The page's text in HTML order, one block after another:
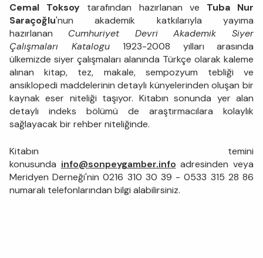
Cemal Toksoy tarafından hazırlanan ve Tuba Nur
Saraçoğlu'nun akademik katkılarıyla yayıma
hazırlanan Cumhuriyet Devri Akademik Siyer
Çalışmaları Katalogu 1923-2008 yılları arasında
ülkemizde siyer çalışmaları alanında Türkçe olarak kaleme
alınan kitap, tez, makale, sempozyum tebliği ve
ansiklopedi maddelerinin detaylı künyelerinden oluşan bir
kaynak eser niteliği taşıyor. Kitabın sonunda yer alan
detaylı indeks bölümü de araştırmacılara kolaylık
sağlayacak bir rehber niteliğinde.
Kitabın temini
konusunda info@sonpeygamber.info adresinden veya
Meridyen Derneği'nin 0216 310 30 39 - 0533 315 28 86
numaralı telefonlarından bilgi alabilirsiniz.